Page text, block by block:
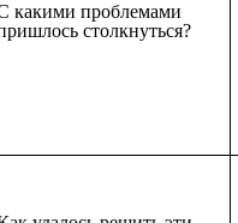
какими проблемами
столкнуться?